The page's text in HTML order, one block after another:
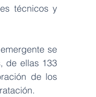
técnicos y
se
de ellas 133
de los